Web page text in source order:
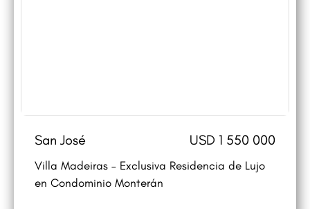
San José USD 1 550 000
Villa Madeiras – Exclusiva Residencia de Lujo
en Condominio Monterán